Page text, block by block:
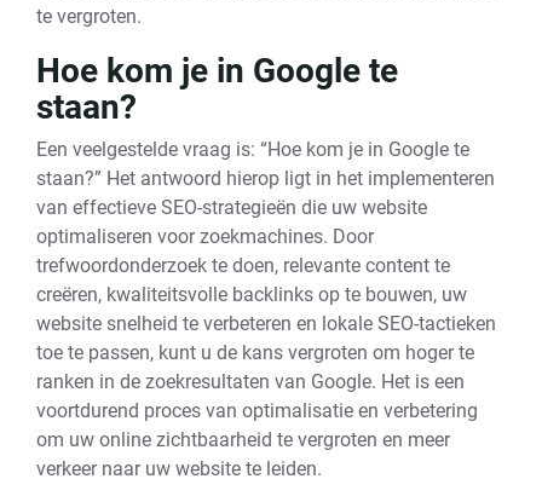
te vergroten.
Hoe kom je in Google te
staan?
Een veelgestelde vraag is: “Hoe kom je in Google te
staan?” Het antwoord hierop ligt in het implementeren
van effectieve SEO-strategieën die uw website
optimaliseren voor zoekmachines. Door
trefwoordonderzoek te doen, relevante content te
creëren, kwaliteitsvolle backlinks op te bouwen, uw
website snelheid te verbeteren en lokale SEO-tactieken
toe te passen, kunt u de kans vergroten om hoger te
ranken in de zoekresultaten van Google. Het is een
voortdurend proces van optimalisatie en verbetering
om uw online zichtbaarheid te vergroten en meer
verkeer naar uw website te leiden.